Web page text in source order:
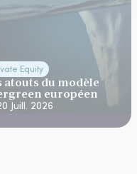
Equity
atouts du modèle
européen
Juill. 2026